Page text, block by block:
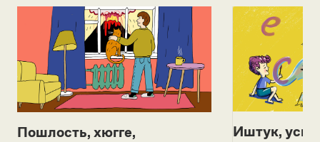
Пошлость, хюгге,
Иштук,